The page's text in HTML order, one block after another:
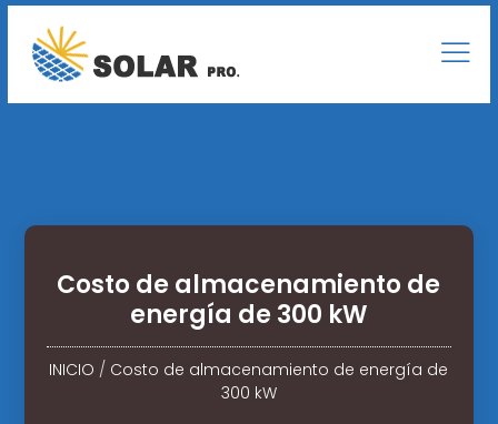
Costo de almacenamiento de
energía de 300 kW
INICIO / Costo de almacenamiento de energía de
300 kW